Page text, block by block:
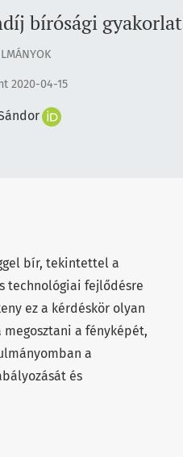
bírósági
2020-04-15
bír, tekintettel a
technológiai fejlődésre
ez a kérdéskör olyan
a fényképét,
a
és